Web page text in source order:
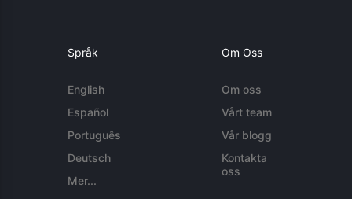
Språk
English
Español
Português
Deutsch
Mer...
Om Oss
Om oss
Vårt team
Vår blogg
Kontakta
oss